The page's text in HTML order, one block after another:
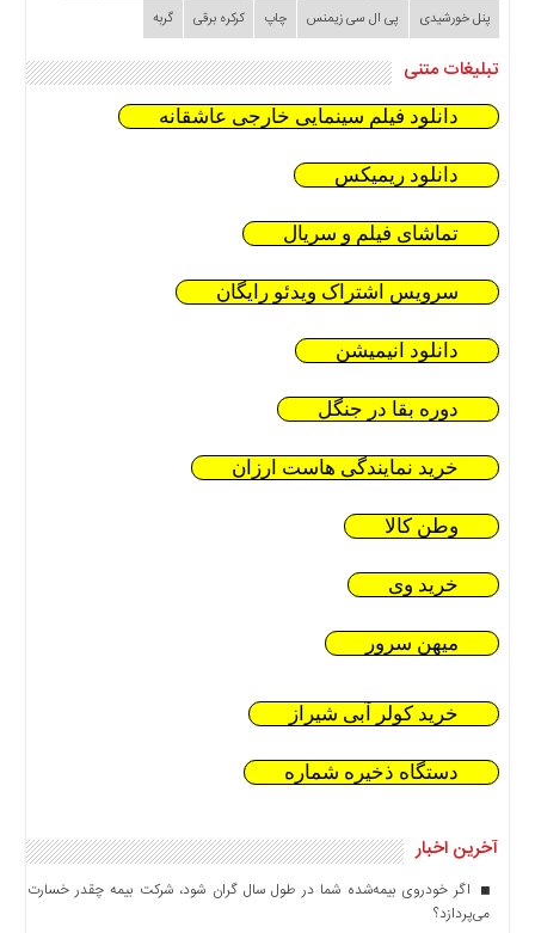
پنل خورشیدی
پی ال سی زیمنس چاپ کرکره برقی گربه
تبلیغات متنی
دانلود فیلم سینمایی خارجی عاشقانه
دانلود ریمیکس
تماشای فیلم و سریال
سرویس اشتراک ویدئو رایگان
دانلود انیمیشن
دوره بقا در جنگل
خرید نمایندگی هاست ارزان
وطن کالا
خرید وی
میهن سرور
خرید کولر آبی شیراز
دستگاه ذخیره شماره
آخرین اخبار
اگر خودروی بیمه‌شده شما در طول سال گران شود، شرکت بیمه چقدر خسارت
می‌پردازد؟